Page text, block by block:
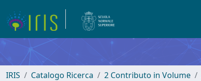
IRIS Catalogo Ricerca 2 Contributo in Volume